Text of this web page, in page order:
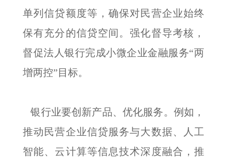
单列信贷额度等，确保对民营企业始终
保有充分的信贷空间。强化督导考核，
督促法人银行完成小微企业金融服务“两
增两控”目标。
银行业要创新产品、优化服务。例如，
推动民营企业信贷服务与大数据、人工
智能、云计算等信息技术深度融合，推